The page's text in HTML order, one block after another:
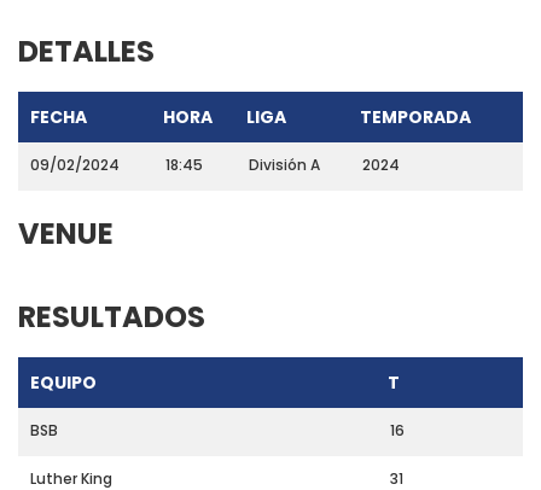
DETALLES
FECHA HORA LIGA TEMPORADA
09/02/2024 18:45 División A 2024
VENUE
RESULTADOS
EQUIPO T
BSB 16
Luther King 31